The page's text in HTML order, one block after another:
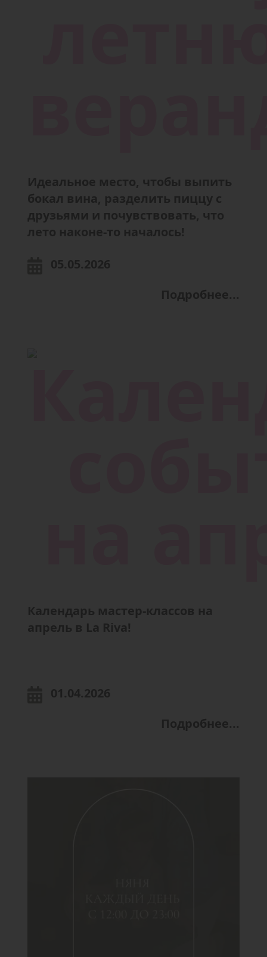
Идеальное место, чтобы выпить
бокал вина, разделить пиццу с
друзьями и почувствовать, что
лето наконе-то началось!
05.05.2026
Подробнее...
Календарь мастер-классов на
апрель в La Riva!
01.04.2026
Подробнее...